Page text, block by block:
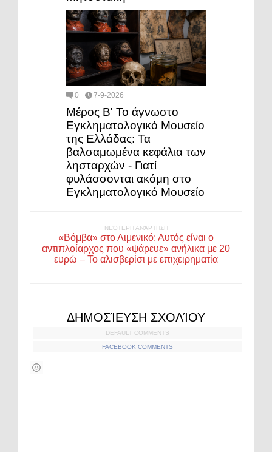
0 7-9-2026
Μέρος Β' Το άγνωστο
Εγκληματολογικό Μουσείο
της Ελλάδας: Τα
βαλσαμωμένα κεφάλια των
λησταρχών - Γιατί
φυλάσσονται ακόμη στο
Εγκληματολογικό Μουσείο
ΝΕΌΤΕΡΗ ΑΝΆΡΤΗΣΗ
«Βόμβα» στο Λιμενικό: Αυτός είναι ο
αντιπλοίαρχος που «ψάρευε» ανήλικα με 20
ευρώ – Το αλισβερίσι με επιχειρηματία
ΔΗΜΟΣΊΕΥΣΗ ΣΧΟΛΊΟΥ
DEFAULT COMMENTS
FACEBOOK COMMENTS